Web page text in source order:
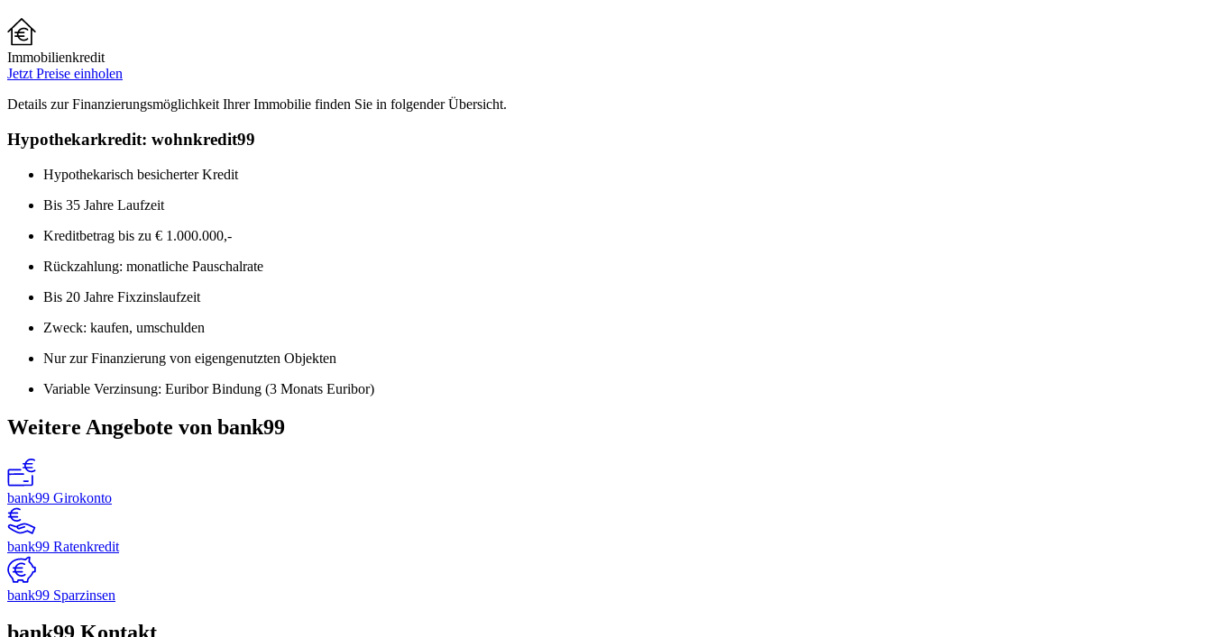
Immobilienkredit
Jetzt Preise einholen
Details zur Finanzierungsmöglichkeit Ihrer Immobilie finden Sie in folgender Übersicht.
Hypothekarkredit: wohnkredit99
Hypothekarisch besicherter Kredit
Bis 35 Jahre Laufzeit
Kreditbetrag bis zu € 1.000.000,-
Rückzahlung: monatliche Pauschalrate
Bis 20 Jahre Fixzinslaufzeit
Zweck: kaufen, umschulden
Nur zur Finanzierung von eigengenutzten Objekten
Variable Verzinsung: Euribor Bindung (3 Monats Euribor)
Weitere Angebote von bank99
bank99 Girokonto
bank99 Ratenkredit
bank99 Sparzinsen